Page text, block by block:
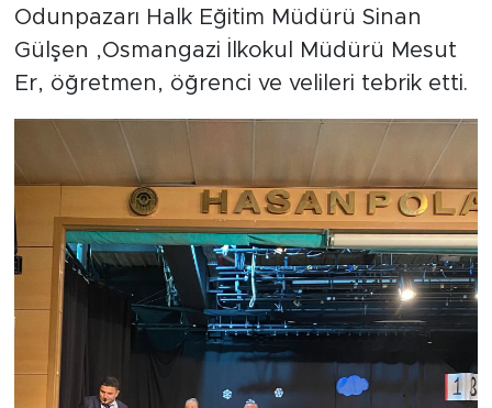
Odunpazarı Halk Eğitim Müdürü Sinan
Gülşen ,Osmangazi İlkokul Müdürü Mesut
Er, öğretmen, öğrenci ve velileri tebrik etti.